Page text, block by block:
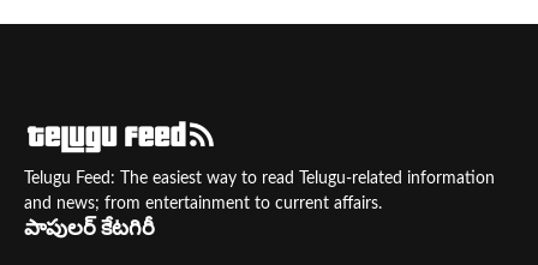
Telugu Feed: The easiest way to read Telugu-related information
and news; from entertainment to current affairs.
పాపులర్ కేటగిరీ